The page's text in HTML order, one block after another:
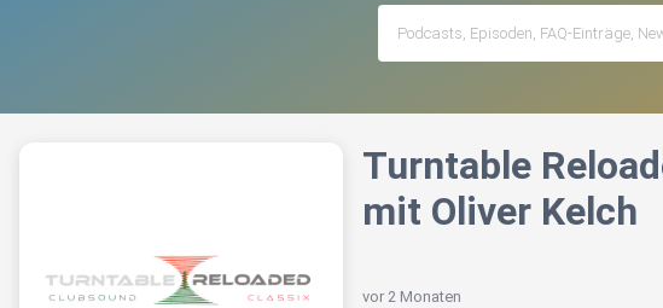
Turntable
mit Oliver Kelch
vor 2 Monaten